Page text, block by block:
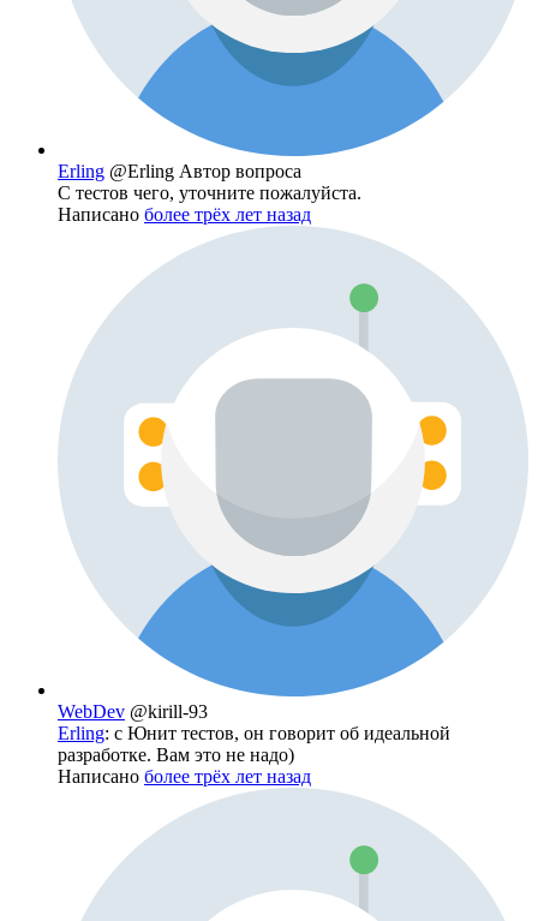
Erling @Erling Автор вопроса
С тестов чего, уточните пожалуйста.
Написано более трёх лет назад
WebDev @kirill-93
Erling: с Юнит тестов, он говорит об идеальной
разработке. Вам это не надо)
Написано более трёх лет назад